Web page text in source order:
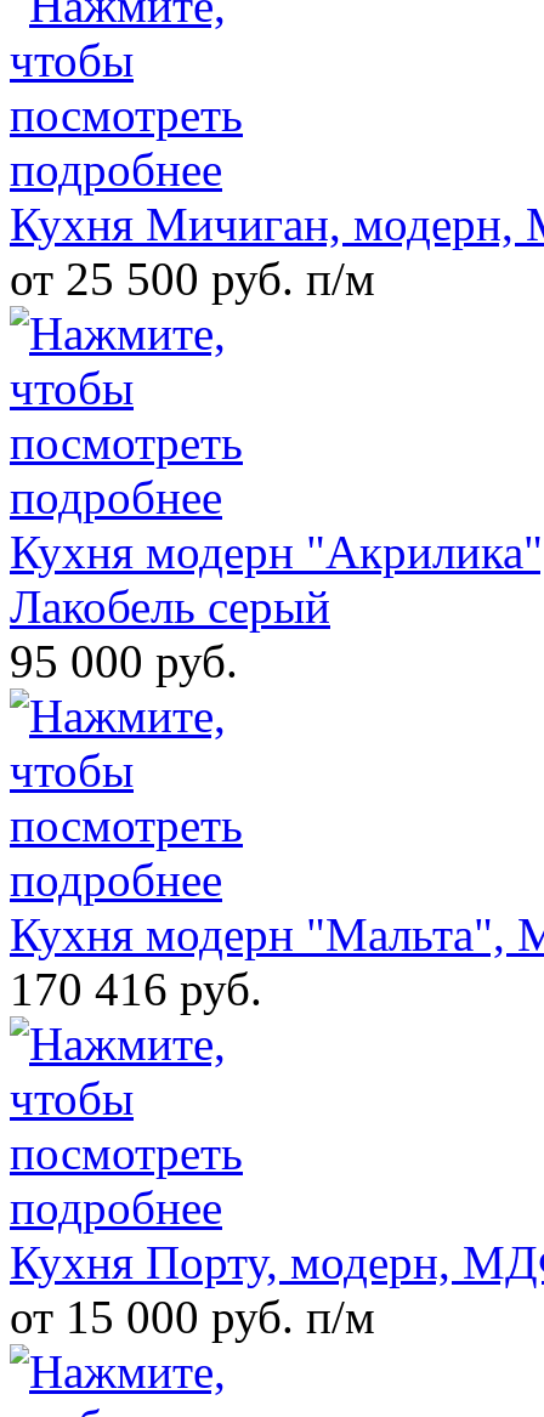
Кухня Мичиган,
от 25 500 руб. п/м
Кухня модерн
Лакобель серый
95 000 руб.
Кухня модерн
170 416 руб.
Кухня Порту, модерн,
от 15 000 руб. п/м